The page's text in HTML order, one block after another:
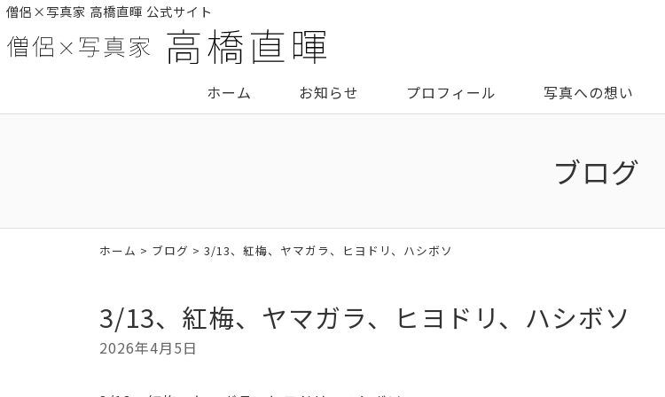
僧侶×写真家 高橋直暉 公式サイト
ホーム お知らせ プロフィール 写真への想い
ブログ
ホーム > ブログ > 3/13、紅梅、ヤマガラ、ヒヨドリ、ハシボソ
3/13、紅梅、ヤマガラ、ヒヨドリ、ハシボソ
2026年4月5日